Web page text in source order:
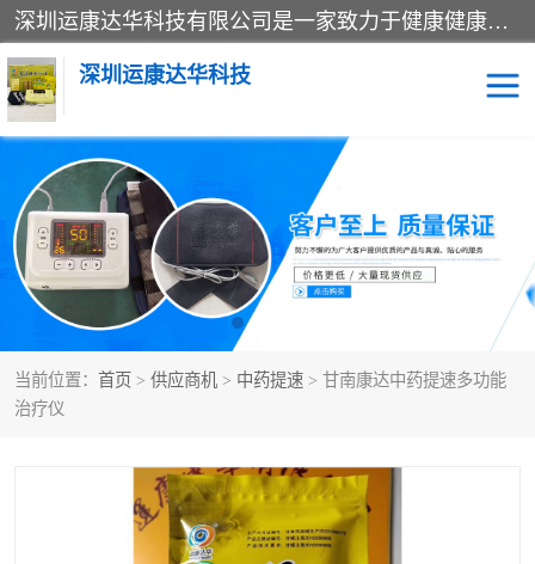
深圳运康达华科技有限公司是一家致力于健康健康产业的现代化企业，已经走过了15个春秋，开创了中医外用发展的新未来，是专业从事中医医疗仪器的研发、生产、销售、服务为一体的子公司，在医疗器械的设计、开发和生产方面率先引进国际先进技术和好的科技人员，先后开发出了场效应治疗仪、多功能治疗仪、颈椎治疗仪、腰椎治疗仪、增效垫等多个系列。
深圳运康达华科技
当前位置： 首页 > 供应商机 > 中药提速 > 甘南康达中药提速多功能
治疗仪
多功能治疗仪 中药提速
中低频治疗仪 脉冲治疗仪
**腺治疗仪